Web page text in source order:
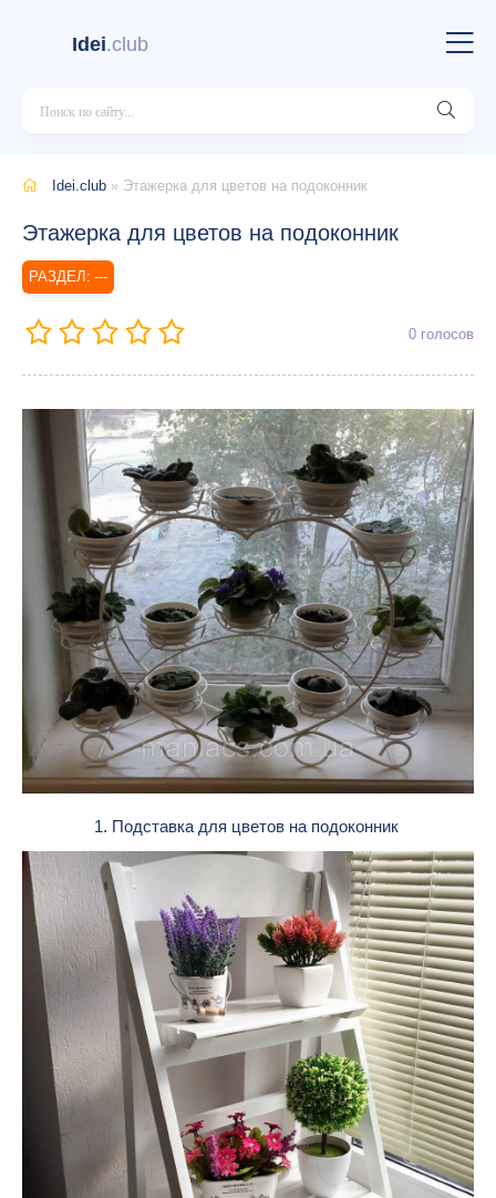
Idei.club
Idei.club » Этажерка для цветов на подоконник
Этажерка для цветов на подоконник
---
0 голосов
1. Подставка для цветов на подоконник